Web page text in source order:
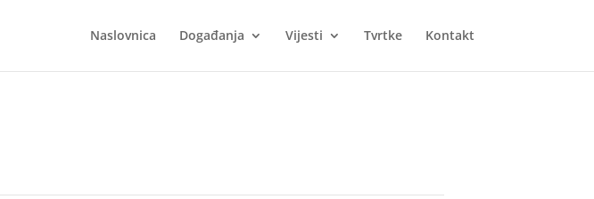
Naslovnica Događanja Vijesti Tvrtke Kontakt